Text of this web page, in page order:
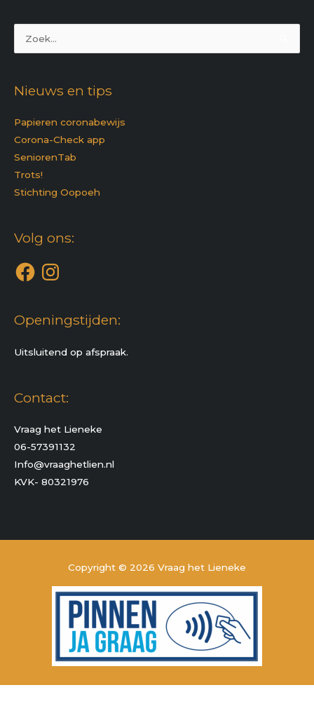
Zoek
Nieuws en tips
Papieren coronabewijs
Corona-Check app
SeniorenTab
Trots!
Stichting Oopoeh
Volg ons:
Facebook
Openingstijden:
Uitsluitend op afspraak.
Contact:
Vraag het Lieneke
06-57391132
Info@vraaghetlien.nl
KVK- 80321976
Copyright © 2026 Vraag het Lieneke